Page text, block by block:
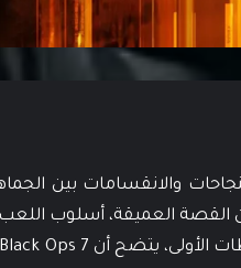
القصة العميقة، أسلوب